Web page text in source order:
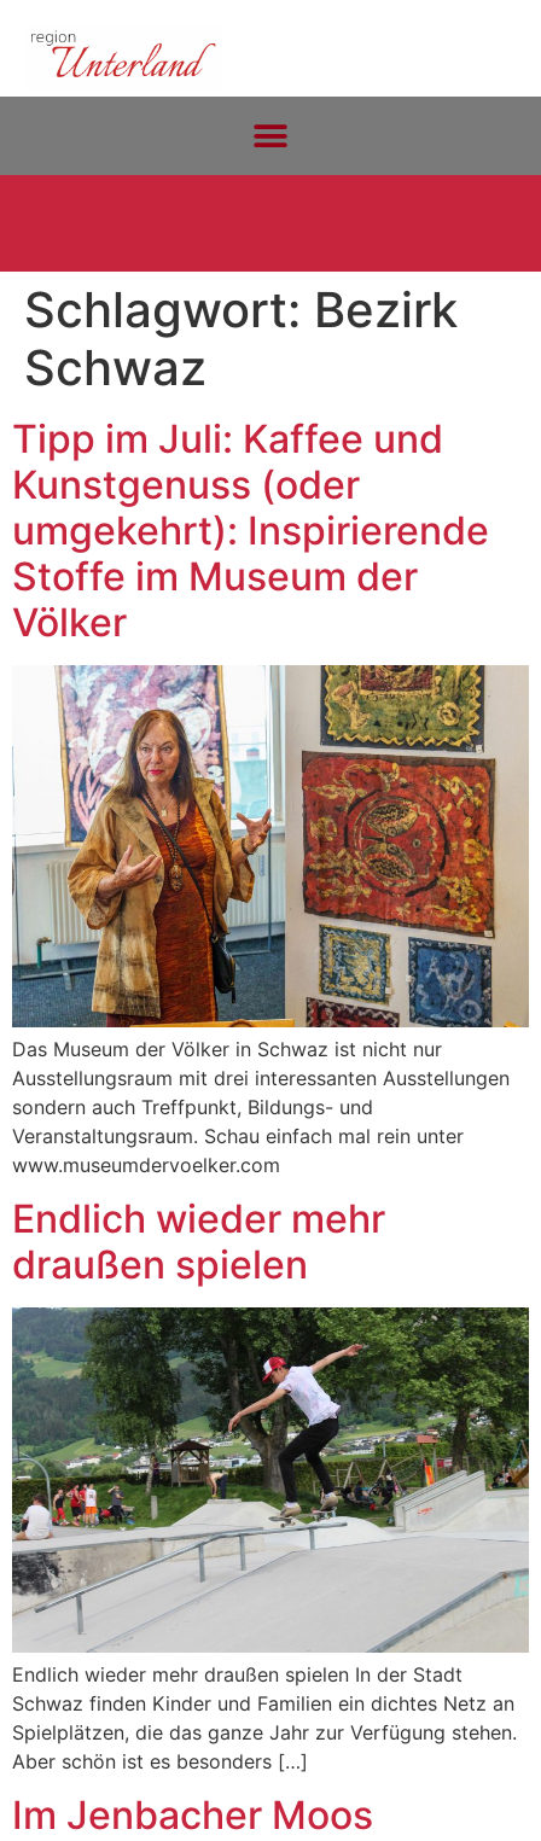
Schlagwort: Bezirk
Schwaz
Tipp im Juli: Kaffee und
Kunstgenuss (oder
umgekehrt): Inspirierende
Stoffe im Museum der
Völker
Das Museum der Völker in Schwaz ist nicht nur
Ausstellungsraum mit drei interessanten Ausstellungen
sondern auch Treffpunkt, Bildungs- und
Veranstaltungsraum. Schau einfach mal rein unter
www.museumdervoelker.com
Endlich wieder mehr
draußen spielen
Endlich wieder mehr draußen spielen In der Stadt
Schwaz finden Kinder und Familien ein dichtes Netz an
Spielplätzen, die das ganze Jahr zur Verfügung stehen.
Aber schön ist es besonders […]
Im Jenbacher Moos